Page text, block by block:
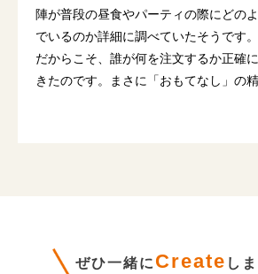
陣が普段の昼食やパーティの際にどの
でいるのか詳細に調べていたそうです。
だからこそ、誰が何を注文するか正確
きたのです。まさに「おもてなし」の
ぜひ一緒に Create し